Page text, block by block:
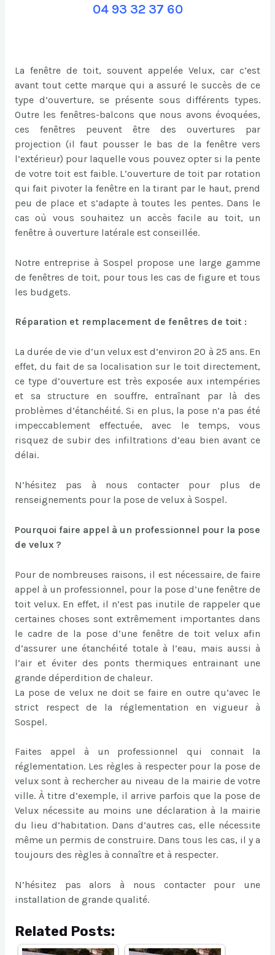
04 93 32 37 60
La fenêtre de toit, souvent appelée Velux, car c’est
avant tout cette marque qui a assuré le succès de ce
type d’ouverture, se présente sous différents types.
Outre les fenêtres-balcons que nous avons évoquées,
ces fenêtres peuvent être des ouvertures par
projection (il faut pousser le bas de la fenêtre vers
l’extérieur) pour laquelle vous pouvez opter si la pente
de votre toit est faible. L’ouverture de toit par rotation
qui fait pivoter la fenêtre en la tirant par le haut, prend
peu de place et s’adapte à toutes les pentes. Dans le
cas où vous souhaitez un accès facile au toit, un
fenêtre à ouverture latérale est conseillée.
Notre entreprise à Sospel propose une large gamme
de fenêtres de toit, pour tous les cas de figure et tous
les budgets.
Réparation et remplacement de fenêtres de toit :
La durée de vie d’un velux est d’environ 20 à 25 ans. En
effet, du fait de sa localisation sur le toit directement,
ce type d’ouverture est très exposée aux intempéries
et sa structure en souffre, entraînant par là des
problèmes d’étanchéité. Si en plus, la pose n’a pas été
impeccablement effectuée, avec le temps, vous
risquez de subir des infiltrations d’eau bien avant ce
délai.
N’hésitez pas à nous contacter pour plus de
renseignements pour la pose de velux à Sospel.
Pourquoi faire appel à un professionnel pour la pose
de velux ?
Pour de nombreuses raisons, il est nécessaire, de faire
appel à un professionnel, pour la pose d’une fenêtre de
toit velux. En effet, il n’est pas inutile de rappeler que
certaines choses sont extrêmement importantes dans
le cadre de la pose d’une fenêtre de toit velux afin
d’assurer une étanchéité totale à l’eau, mais aussi à
l’air et éviter des ponts thermiques entrainant une
grande déperdition de chaleur.
La pose de velux ne doit se faire en outre qu’avec le
strict respect de la réglementation en vigueur à
Sospel.
Faites appel à un professionnel qui connait la
réglementation. Les règles à respecter pour la pose de
velux sont à rechercher au niveau de la mairie de votre
ville. À titre d’exemple, il arrive parfois que la pose de
Velux nécessite au moins une déclaration à la mairie
du lieu d’habitation. Dans d’autres cas, elle nécessite
même un permis de construire. Dans tous les cas, il y a
toujours des règles à connaître et à respecter.
N’hésitez pas alors à nous contacter pour une
installation de grande qualité.
Related Posts: